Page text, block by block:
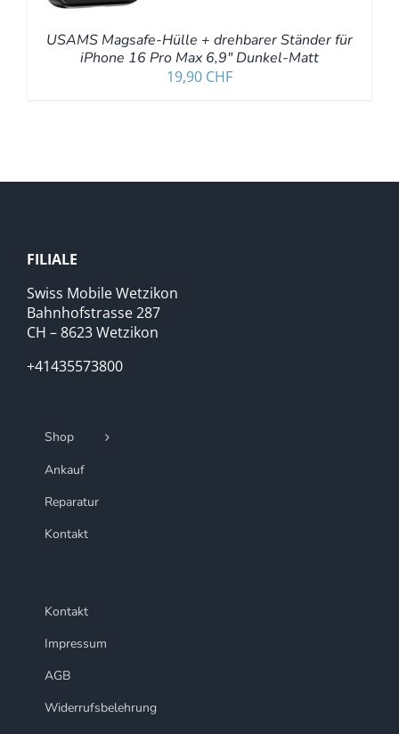
USAMS Magsafe-Hülle + drehbarer Ständer für
iPhone 16 Pro Max 6,9″ Dunkel-Matt
19,90 CHF
FILIALE
Swiss Mobile Wetzikon
Bahnhofstrasse 287
CH – 8623 Wetzikon
+41435573800
Shop
Ankauf
Reparatur
Kontakt
Kontakt
Impressum
AGB
Widerrufsbelehrung